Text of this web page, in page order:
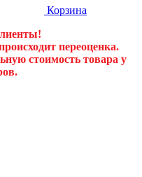
Корзина
переоценка.
стоимость товара у